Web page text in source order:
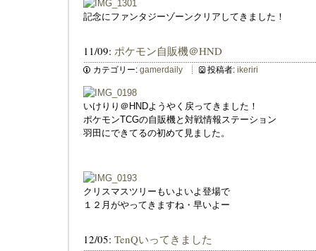
記念にファンタジーゾーンクリアしてきました！
11/09: ポケモン自販機＠HND
カテゴリー: gamerdaily 投稿者: ikeriri
いけりり＠HNDようやく戻ってきました！
ポケモンTCGの自販機と対戦情報ステーション
羽田にできてるの初めて見ました。
クリスマスツリーもいよいよ登場で
１２月がやってきますね・早いよー
12/05: TenQいってきました